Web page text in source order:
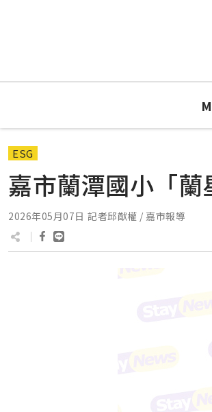
ESG
嘉市蘭潭國小「
2026年05月07日 記者邱猷權 / 嘉市報導